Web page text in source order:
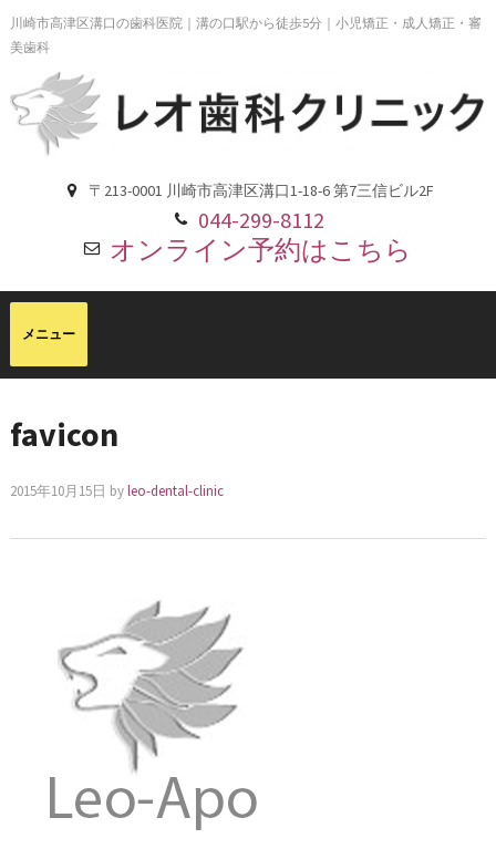
川崎市高津区溝口の歯科医院｜溝の口駅から徒歩5分｜小児矯正・成人矯正・審
美歯科
〒213-0001 川崎市高津区溝口1-18-6 第7三信ビル2F
044-299-8112
オンライン予約はこちら
favicon
2015年10月15日 byleo-dental-clinic